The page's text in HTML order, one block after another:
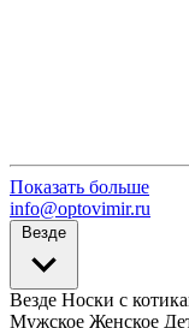
Показать больше
info@optovimir.ru
Везде
Везде Носки с
Мужское Женское